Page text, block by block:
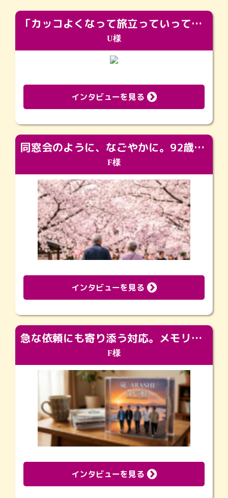
「カッコよくなって旅立っていってくれました（笑）もっとカッコいいって言ってあげればよかったな」
U様
インタビューを見る
同窓会のように、なごやかに。92歳の旅立ちを彩った、再会と感謝の場
F様
インタビューを見る
急な依頼にも寄り添う対応。メモリアルコーナーで振り返る大切な日々
F様
インタビューを見る